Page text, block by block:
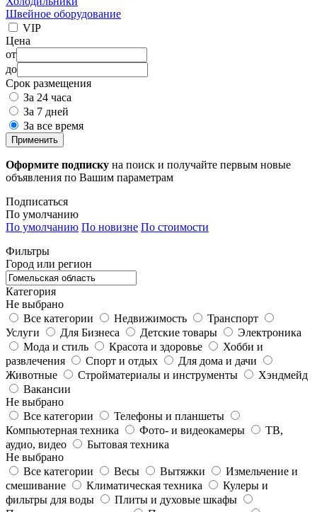
Швейное оборудование
VIP
Цена
от
до
Срок размещения
За 24 часа
За 7 дней
За все время
Применить
Оформите подписку на поиск и получайте первым новые
объявления по Вашим параметрам
Подписаться
По умолчанию
По умолчанию По новизне По стоимости
Фильтры
Город или регион
Категория
Не выбрано
Все категории
Недвижимость
Транспорт
Услуги
Для Бизнеса Детские товары
Электроника
Мода и стиль
Красота и здоровье
Хобби и
развлечения
Спорт и отдых
Для дома и дачи
Животные
Стройматериалы и инструменты
Хэндмейд
Вакансии
Не выбрано
Все категории
Телефоны и планшеты
Компьютерная техника
Фото- и видеокамеры
ТВ,
аудио, видео
Бытовая техника
Не выбрано
Все категории
Весы Вытяжки
Измельчение и
смешивание
Климатическая техника
Кулеры и
фильтры для воды
Плиты и духовые шкафы